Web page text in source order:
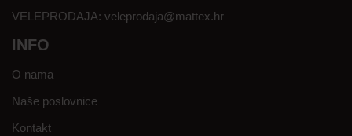
VELEPRODAJA: veleprodaja@mattex.hr
INFO
O nama
Naše poslovnice
Kontakt